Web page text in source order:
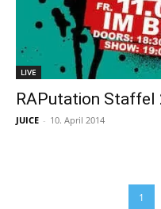
LIVE
RAPutation Staffel
JUICE - 10. April 2014
1